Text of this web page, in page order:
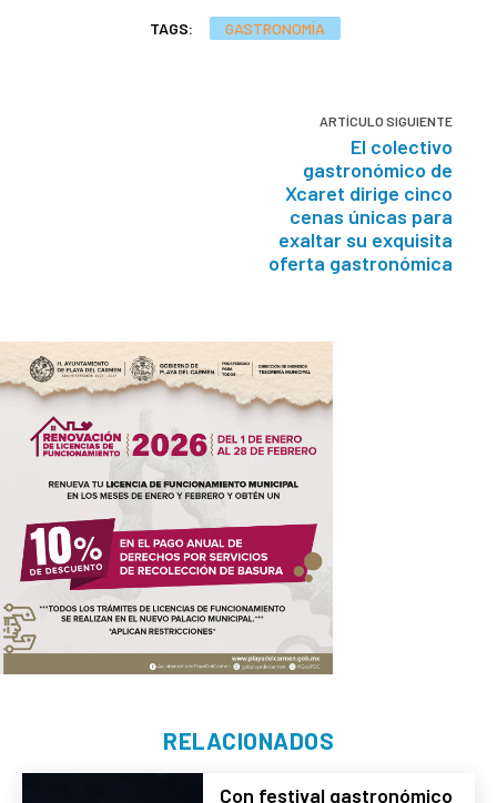
RELACIONADOS
Con festival gastronómico
TAGS: GASTRONOMÍA
ARTÍCULO SIGUIENTE
El colectivo
gastronómico de
Xcaret dirige cinco
cenas únicas para
exaltar su exquisita
oferta gastronómica